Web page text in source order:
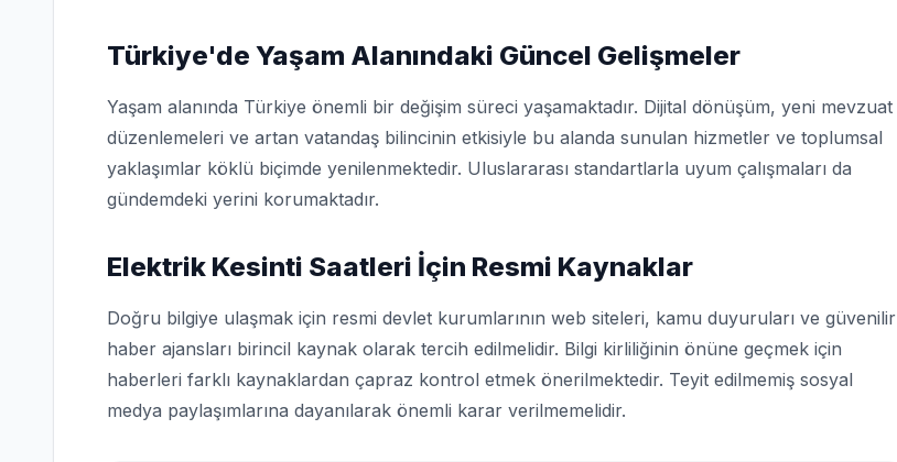
Türkiye'de Yaşam Alanındaki Güncel Gelişmeler
Yaşam alanında Türkiye önemli bir değişim süreci yaşamaktadır. Dijital dönüşüm, yeni mevzuat
düzenlemeleri ve artan vatandaş bilincinin etkisiyle bu alanda sunulan hizmetler ve toplumsal
yaklaşımlar köklü biçimde yenilenmektedir. Uluslararası standartlarla uyum çalışmaları da
gündemdeki yerini korumaktadır.
Elektrik Kesinti Saatleri İçin Resmi Kaynaklar
Doğru bilgiye ulaşmak için resmi devlet kurumlarının web siteleri, kamu duyuruları ve güvenilir
haber ajansları birincil kaynak olarak tercih edilmelidir. Bilgi kirliliğinin önüne geçmek için
haberleri farklı kaynaklardan çapraz kontrol etmek önerilmektedir. Teyit edilmemiş sosyal
medya paylaşımlarına dayanılarak önemli karar verilmemelidir.